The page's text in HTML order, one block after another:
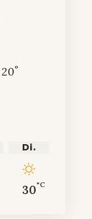
20°
Di.
30°C